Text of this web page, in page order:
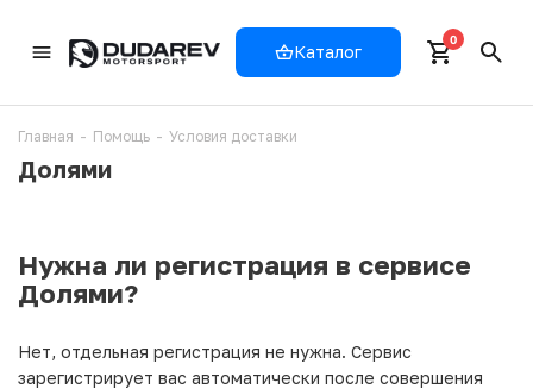
Каталог
0
Главная - Помощь - Условия доставки
Долями
Нужна ли регистрация в сервисе
Долями?
Нет, отдельная регистрация не нужна. Сервис
зарегистрирует вас автоматически после совершения